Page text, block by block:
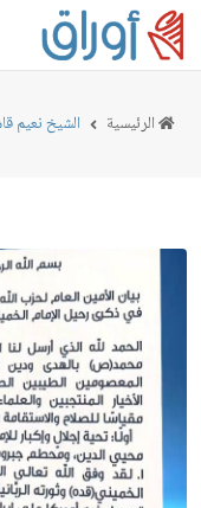
الرئيسية الشيخ نعيم